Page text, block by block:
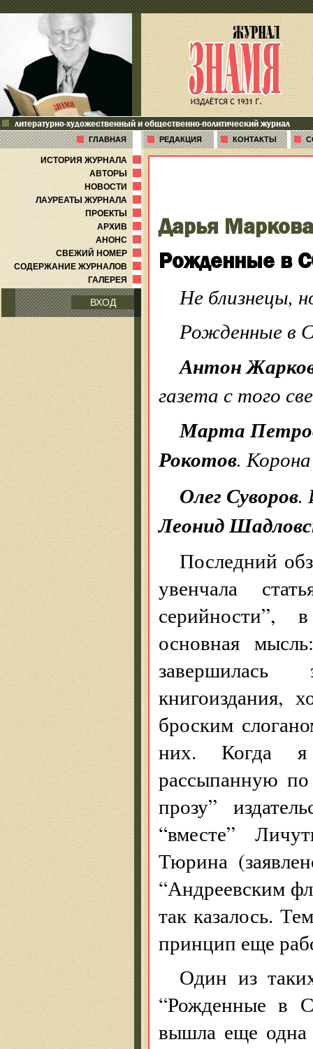
литературно-художественный и общественно-политический журнал
ГЛАВНАЯ РЕДАКЦИЯ КОНТАКТЫ
ИСТОРИЯ ЖУРНАЛА
АВТОРЫ
НОВОСТИ
ЛАУРЕАТЫ ЖУРНАЛА
ПРОЕКТЫ
АРХИВ
АНОНС
СВЕЖИЙ НОМЕР
СОДЕРЖАНИЕ ЖУРНАЛОВ
ГАЛЕРЕЯ
ВХОД
Дарья Маркова
Рожденные в
Не близнецы,
Рожденные
Антон
газета с того
Марта
Рокотов.
Олег Суворов.
Леонид
Последний
увенчала
серийности”,
основная
завершилась
книгоиздания,
броским
них. Когда я
рассыпанную
прозу”
“вместе”
Тюрина
“Андреевским
так казалось.
принцип еще
Один из
“Рожденные в
вышла еще одна